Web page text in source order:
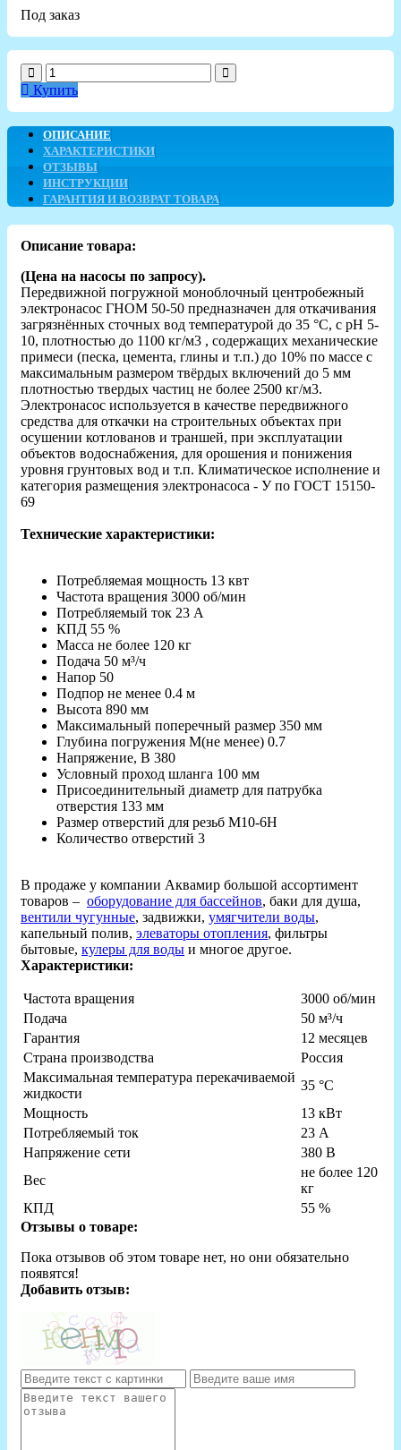
Под заказ
Купить
ОПИСАНИЕ
ХАРАКТЕРИСТИКИ
ОТЗЫВЫ
ИНСТРУКЦИИ
ГАРАНТИЯ И ВОЗВРАТ ТОВАРА
Описание товара:
(Цена на насосы по запросу).
Передвижной погружной моноблочный центробежный
электронасос ГНОМ 50-50 предназначен для откачивания
загрязнённых сточных вод температурой до 35 °С, с рН 5-
10, плотностью до 1100 кг/м3 , содержащих механические
примеси (песка, цемента, глины и т.п.) до 10% по массе с
максимальным размером твёрдых включений до 5 мм
плотностью твердых частиц не более 2500 кг/м3.
Электронасос используется в качестве передвижного
средства для откачки на строительных объектах при
осушении котлованов и траншей, при эксплуатации
объектов водоснабжения, для орошения и понижения
уровня грунтовых вод и т.п. Климатическое исполнение и
категория размещения электронасоса - У по ГОСТ 15150-
69
Технические характеристики:
Потребляемая мощность 13 квт
Частота вращения 3000 об/мин
Потребляемый ток 23 А
КПД 55 %
Масса не более 120 кг
Подача 50 м³/ч
Напор 50
Подпор не менее 0.4 м
Высота 890 мм
Максимальный поперечный размер 350 мм
Глубина погружения М(не менее) 0.7
Напряжение, В 380
Условный проход шланга 100 мм
Присоединительный диаметр для патрубка
отверстия 133 мм
Размер отверстий для резьб М10-6Н
Количество отверстий 3
В продаже у компании Аквамир большой ассортимент
товаров – оборудование для бассейнов, баки для душа,
вентили чугунные, задвижки, умягчители воды,
капельный полив, элеваторы отопления, фильтры
бытовые, кулеры для воды и многое другое.
Характеристики:
Частота вращения
3000 об/мин
Подача
50 м³/ч
Гарантия
12 месяцев
Страна производства
Россия
Максимальная температура перекачиваемой
жидкости
35 °C
Мощность
13 кВт
Потребляемый ток
23 А
Напряжение сети
380 В
Вес
не более 120
кг
КПД
55 %
Отзывы о товаре:
Пока отзывов об этом товаре нет, но они обязательно
появятся!
Добавить отзыв: